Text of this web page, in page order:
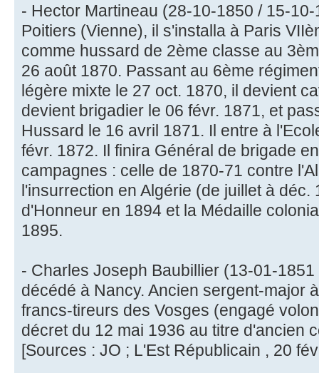
- Hector Martineau (28-10-1850 / 15-
Poitiers (Vienne), il s'installa à Paris
comme hussard de 2ème classe au
26 août 1870. Passant au 6ème
légère mixte le 27 oct. 1870, il devient
devient brigadier le 06 févr. 1871, et
Hussard le 16 avril 1871. Il entre à
févr. 1872. Il finira Général de brigade
campagnes : celle de 1870-71 contre
l'insurrection en Algérie (de juillet à déc.
d'Honneur en 1894 et la Médaille
1895.
- Charles Joseph Baubillier (13-01-
décédé à Nancy. Ancien sergent-major
francs-tireurs des Vosges (engagé
décret du 12 mai 1936 au titre d'ancien
[Sources : JO ; L'Est Républicain , 20